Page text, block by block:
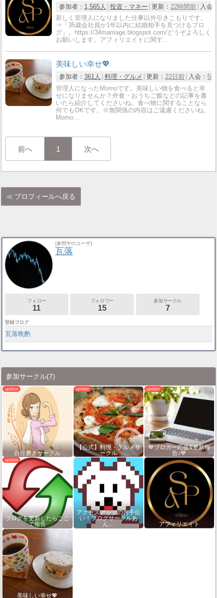
参加者： 1,565人 投資・マネー 更新： 22時間前
入会
新しく管理人になりました仕事以外引きこもりです。
⇒「35歳会社員が1年以内に結婚相手を見つけるブロ
グ」。https://34marriage.blogspot.com/どうぞよろしく
お願いします。アフィリエイトに関す…
美味しい幸せ💖
参加者： 361人 料理・グルメ 更新： 22日前 入会： 5
管理人になったMomoです。美味しい物を食べると幸
せになりませんか？外食・おうちご飯などの記事を書
いたら紹介してくださいね。食べ物に関することなら
何でもOKです。※無関係の内容はご遠慮くださいね。
Momo…
前へ 1 次へ
プロフィールへ戻る
[参照中のユーザ]
瓦落
フォロー
11
フォロワー
15
参加サークル
7
登録ブログ
瓦落晩酌
参加サークル(7)
自分磨きサークル
【公式】料理・グルメサ
ークル
💙ブロガー応援&更新報
告♪💙
ブログを更新したらここ
で報告
アクセスアップのお手伝
い！ブログサークルあ
ん…
アフィリエイト
美味しい幸せ💖